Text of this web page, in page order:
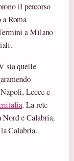
il percorso
Roma
a Milano
sia quelle
Lecce e
. La rete
e Calabria,
Calabria.